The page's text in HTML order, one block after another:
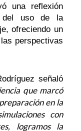
una reflexión
del uso de la
ofreciendo un
perspectivas
señaló
que marcó
en la
con
logramos la